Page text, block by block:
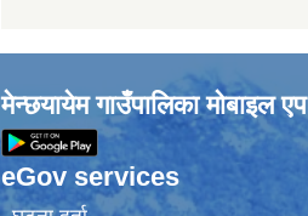
मेन्छयायेम गाउँपालिका मोबाइल एप
eGov services